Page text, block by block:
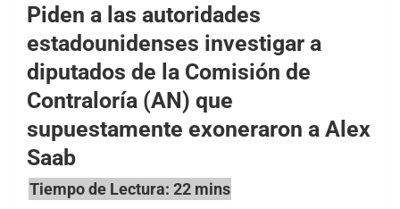
Piden a las autoridades
estadounidenses investigar a
diputados de la Comisión de
Contraloría (AN) que
supuestamente exoneraron a Alex
Saab